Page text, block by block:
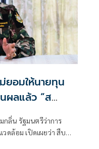
ยอมให้นายทุน
ผลแล้ว “ส
องคืบ 40%
างกฎหมาย
ลิ่น รัฐมนตรีว่าการ
ดล้อม เปิดเผยว่า สืบ